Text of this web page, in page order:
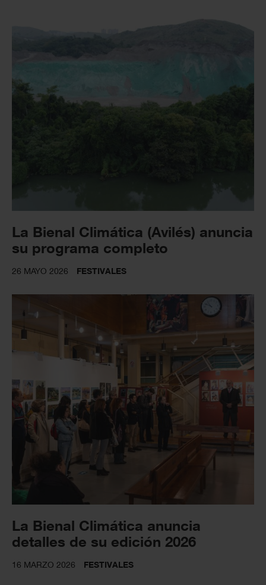
La Bienal Climática (Avilés) anuncia
su programa completo
26 MAYO 2026 FESTIVALES
La Bienal Climática anuncia
detalles de su edición 2026
16 MARZO 2026 FESTIVALES